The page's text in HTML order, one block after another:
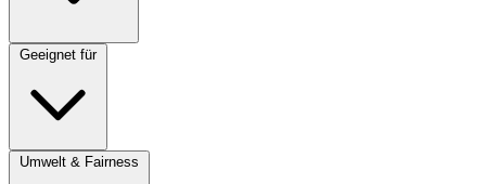
Geeignet für
Umwelt & Fairness